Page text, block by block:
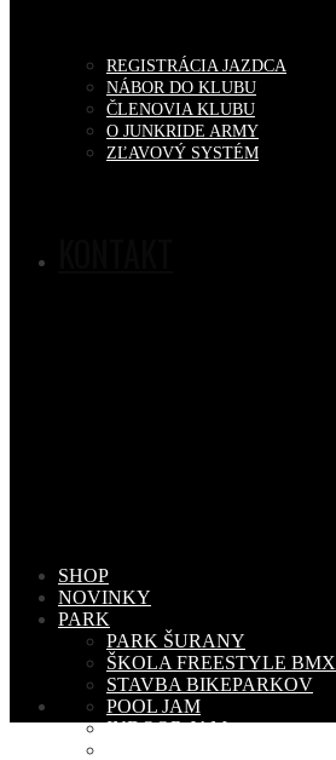
REGISTRÁCIA JAZDCA
NÁBOR DO KLUBU
ČLENOVIA KLUBU
O JUNKRIDE ARMY
ZĽAVOVÝ SYSTÉM
SHOP
NOVINKY
PARK
PARK ŠURANY
ŠKOLA FREESTYLE BMX
STAVBA BIKEPARKOV
POOL JAM
INDOOR JAM